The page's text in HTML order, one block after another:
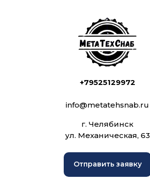
+79525129972
info@metatehsnab.ru
г. Челябинск
ул. Механическая, 63
Отправить заявку